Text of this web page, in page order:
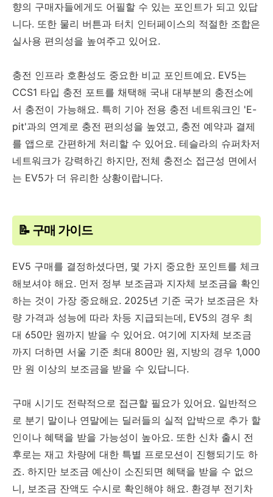
향의 구매자들에게도 어필할 수 있는 포인트가 되고 있답
니다. 또한 물리 버튼과 터치 인터페이스의 적절한 조합은
실사용 편의성을 높여주고 있어요.
충전 인프라 호환성도 중요한 비교 포인트예요. EV5는
CCS1 타입 충전 포트를 채택해 국내 대부분의 충전소에
서 충전이 가능해요. 특히 기아 전용 충전 네트워크인 'E-
pit'과의 연계로 충전 편의성을 높였고, 충전 예약과 결제
를 앱으로 간편하게 처리할 수 있어요. 테슬라의 슈퍼차저
네트워크가 강력하긴 하지만, 전체 충전소 접근성 면에서
는 EV5가 더 유리한 상황이랍니다.
📝 구매 가이드
EV5 구매를 결정하셨다면, 몇 가지 중요한 포인트를 체크
해보셔야 해요. 먼저 정부 보조금과 지자체 보조금을 확인
하는 것이 가장 중요해요. 2025년 기준 국가 보조금은 차
량 가격과 성능에 따라 차등 지급되는데, EV5의 경우 최
대 650만 원까지 받을 수 있어요. 여기에 지자체 보조금
까지 더하면 서울 기준 최대 800만 원, 지방의 경우 1,000
만 원 이상의 보조금을 받을 수 있답니다.
구매 시기도 전략적으로 접근할 필요가 있어요. 일반적으
로 분기 말이나 연말에는 딜러들의 실적 압박으로 추가 할
인이나 혜택을 받을 가능성이 높아요. 또한 신차 출시 전
후로는 재고 차량에 대한 특별 프로모션이 진행되기도 하
죠. 하지만 보조금 예산이 소진되면 혜택을 받을 수 없으
니, 보조금 잔액도 수시로 확인해야 해요. 환경부 전기차